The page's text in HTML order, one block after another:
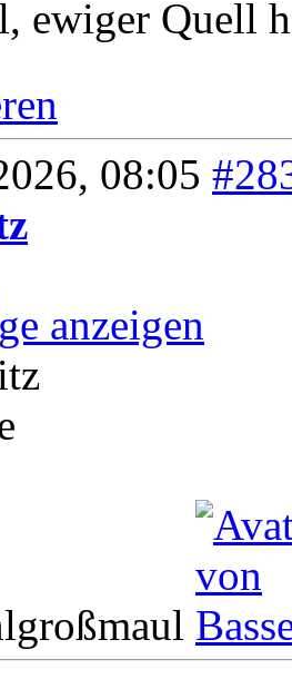
ewiger Quell
08:05
anzeigen